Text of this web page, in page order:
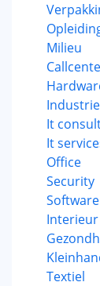
Milieu
It
It
Office
Security
Software
Interieur
Textiel